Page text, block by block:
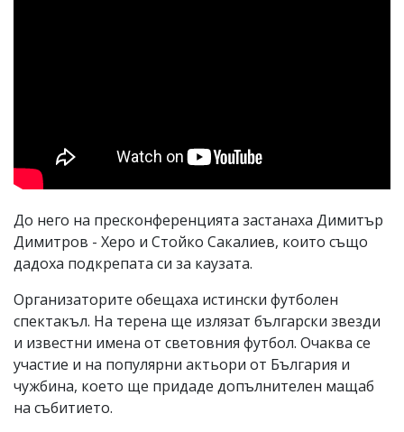
До него на пресконференцията застанаха Димитър
Димитров - Херо и Стойко Сакалиев, които също
дадоха подкрепата си за каузата.
Организаторите обещаха истински футболен
спектакъл. На терена ще излязат български звезди
и известни имена от световния футбол. Очаква се
участие и на популярни актьори от България и
чужбина, което ще придаде допълнителен мащаб
на събитието.